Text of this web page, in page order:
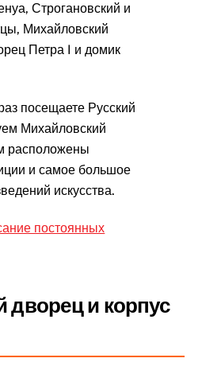
Строгановский и
Михайловский
Петра I и домик
посещаете Русский
Михайловский
расположены
и самое большое
искусства.
постоянных
дворец и корпус